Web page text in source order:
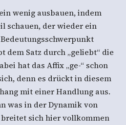
wenig ausbauen, indem
schauen, der wieder ein
dem Satz durch „geliebt“ die
hat das Affix „ge-“ schon
denn es drückt in diesem
mit einer Handlung aus.
was in der Dynamik von
breitet sich hier vollkommen